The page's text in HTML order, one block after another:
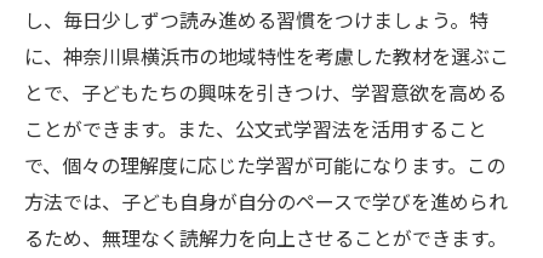
し、毎日少しずつ読み進める習慣をつけましょう。特
に、神奈川県横浜市の地域特性を考慮した教材を選ぶこ
とで、子どもたちの興味を引きつけ、学習意欲を高める
ことができます。また、公文式学習法を活用すること
で、個々の理解度に応じた学習が可能になります。この
方法では、子ども自身が自分のペースで学びを進められ
るため、無理なく読解力を向上させることができます。